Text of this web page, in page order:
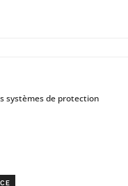
systèmes de protection